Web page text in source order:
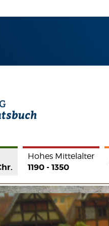
Hohes Mittelalter
1190 - 1350